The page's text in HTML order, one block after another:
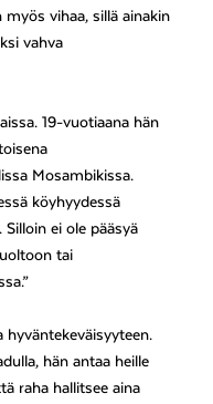
myös vihaa, sillä ainakin
vahva
19-vuotiaana hän
Mosambikissa.
köyhyydessä
ei ole pääsyä
tai
hyväntekeväisyyteen.
hän antaa heille
raha hallitsee aina